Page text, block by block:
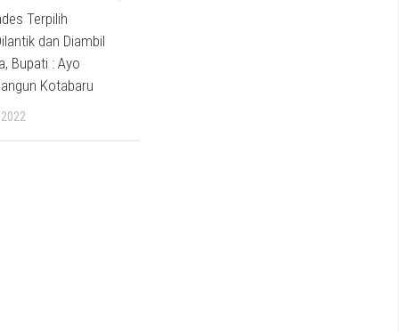
Terpilih
dan Diambil
Bupati : Ayo
Kotabaru
2022